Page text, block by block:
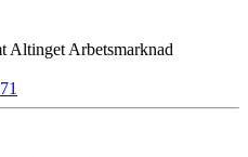
Altinget Arbetsmarknad